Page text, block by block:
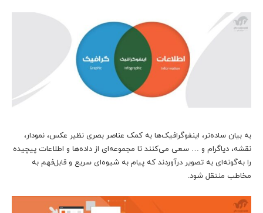
به بیان ساده‌تر، اینفوگرافیک‌ها به کمک عناصر بصری نظیر عکس، نمودار،
نقشه، دیاگرام و … سعی می‌کنند تا مجموعه‌ای از داده‌ها و اطلاعات پیچیده
را به‌گونه‌ای به تصویر درآوردند که پیام به شیوه‌ای سریع و قابل‌فهم به
مخاطب منتقل شود.